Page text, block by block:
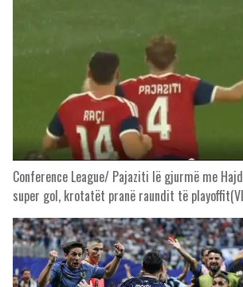
Conference League/ Pajaziti lë gjurmë me
super gol, krotatët pranë raundit të